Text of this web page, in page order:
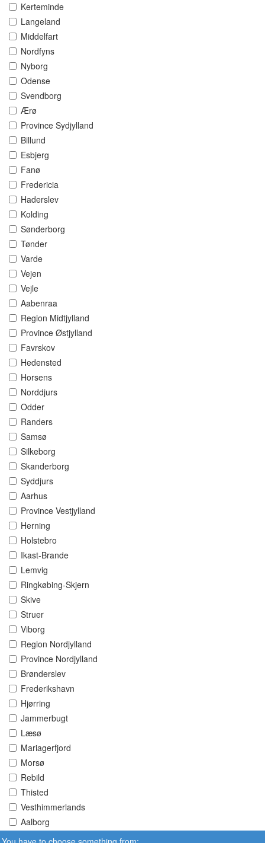
Kerteminde
Langeland
Middelfart
Nordfyns
Nyborg
Odense
Svendborg
Ærø
Province Sydjylland
Billund
Esbjerg
Fanø
Fredericia
Haderslev
Kolding
Sønderborg
Tønder
Varde
Vejen
Vejle
Aabenraa
Region Midtjylland
Province Østjylland
Favrskov
Hedensted
Horsens
Norddjurs
Odder
Randers
Samsø
Silkeborg
Skanderborg
Syddjurs
Aarhus
Province Vestjylland
Herning
Holstebro
Ikast-Brande
Lemvig
Ringkøbing-Skjern
Skive
Struer
Viborg
Region Nordjylland
Province Nordjylland
Brønderslev
Frederikshavn
Hjørring
Jammerbugt
Læsø
Mariagerfjord
Morsø
Rebild
Thisted
Vesthimmerlands
Aalborg